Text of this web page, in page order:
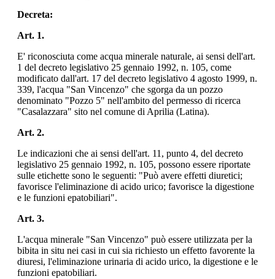
Decreta:
Art. 1.
E' riconosciuta come acqua minerale naturale, ai sensi dell'art.
1 del decreto legislativo 25 gennaio 1992, n. 105, come
modificato dall'art. 17 del decreto legislativo 4 agosto 1999, n.
339, l'acqua "San Vincenzo" che sgorga da un pozzo
denominato "Pozzo 5" nell'ambito del permesso di ricerca
"Casalazzara" sito nel comune di Aprilia (Latina).
Art. 2.
Le indicazioni che ai sensi dell'art. 11, punto 4, del decreto
legislativo 25 gennaio 1992, n. 105, possono essere riportate
sulle etichette sono le seguenti: "Può avere effetti diuretici;
favorisce l'eliminazione di acido urico; favorisce la digestione
e le funzioni epatobiliari".
Art. 3.
L'acqua minerale "San Vincenzo" può essere utilizzata per la
bibita in situ nei casi in cui sia richiesto un effetto favorente la
diuresi, l'eliminazione urinaria di acido urico, la digestione e le
funzioni epatobiliari.